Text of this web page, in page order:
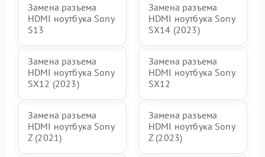
Замена разъема
HDMI ноутбука Sony
S13
Замена разъема
HDMI ноутбука Sony
SX14 (2023)
Замена разъема
HDMI ноутбука Sony
SX12 (2023)
Замена разъема
HDMI ноутбука Sony
SX12
Замена разъема
HDMI ноутбука Sony
Z (2021)
Замена разъема
HDMI ноутбука Sony
Z (2023)